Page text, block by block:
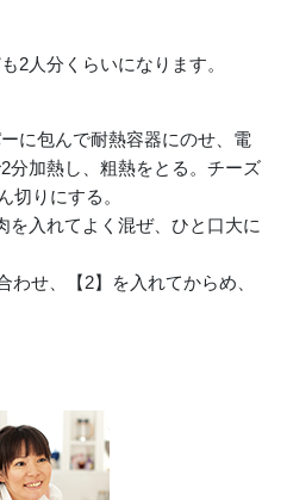
2人分くらいになります。
に包んで耐熱容器にのせ、電
分加熱し、粗熱をとる。チーズ
切りにする。
を入れてよく混ぜ、ひと口大に
わせ、【2】を入れてからめ、